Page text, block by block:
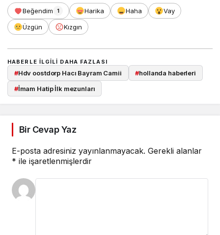
Beğendim 1 Harika Haha Vay
Üzgün Kızgın
HABERLE ILGILI DAHA FAZLASI
#Hdv oostdorp Hacı Bayram Camii #hollanda haberleri
#İmam Hatip İlk mezunları
Bir Cevap Yaz
E-posta adresiniz yayınlanmayacak. Gerekli alanlar
* ile işaretlenmişlerdir